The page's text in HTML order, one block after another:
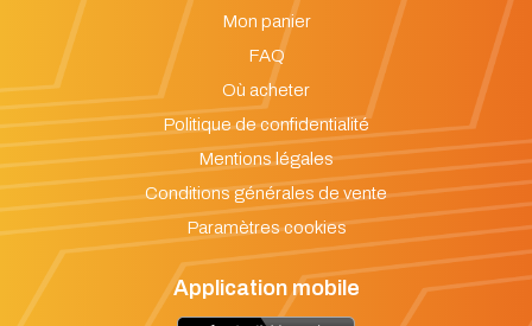
Mon panier
FAQ
Où acheter
Politique de confidentialité
Mentions légales
Conditions générales de vente
Paramètres cookies
Application mobile